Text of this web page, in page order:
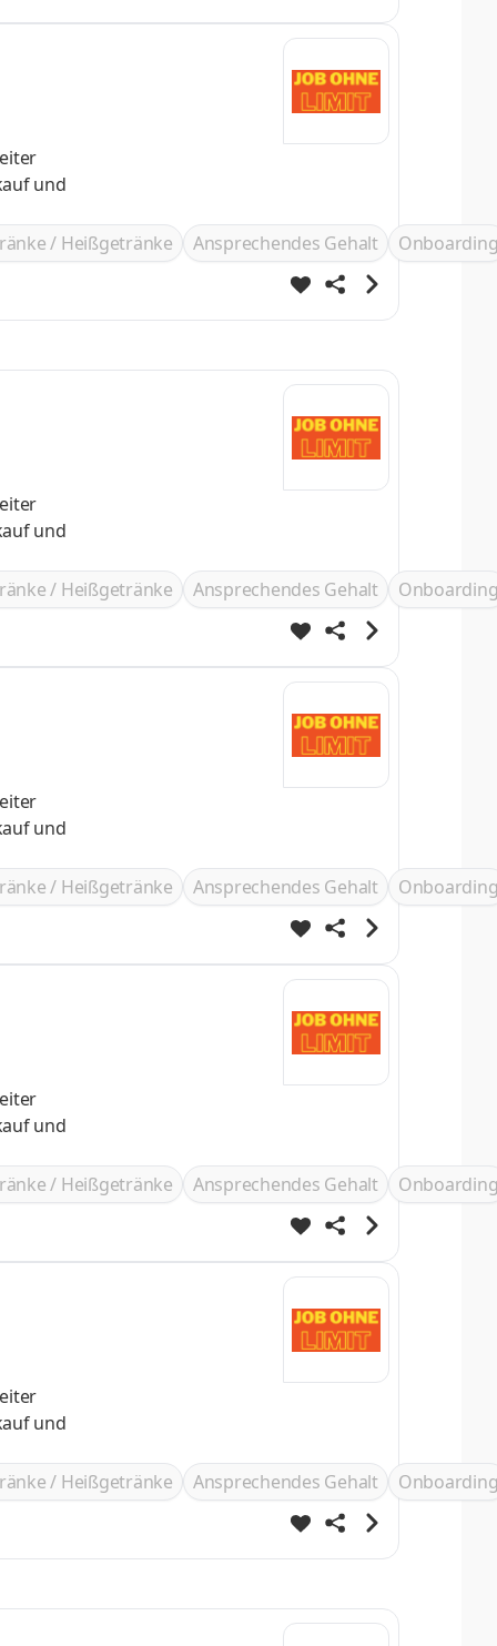
/ Heißgetränke Ansprechendes Gehalt
/ Heißgetränke Ansprechendes Gehalt
/ Heißgetränke Ansprechendes Gehalt
/ Heißgetränke Ansprechendes Gehalt
/ Heißgetränke Ansprechendes Gehalt